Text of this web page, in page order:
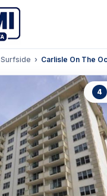
Surfside Carlisle On The
4